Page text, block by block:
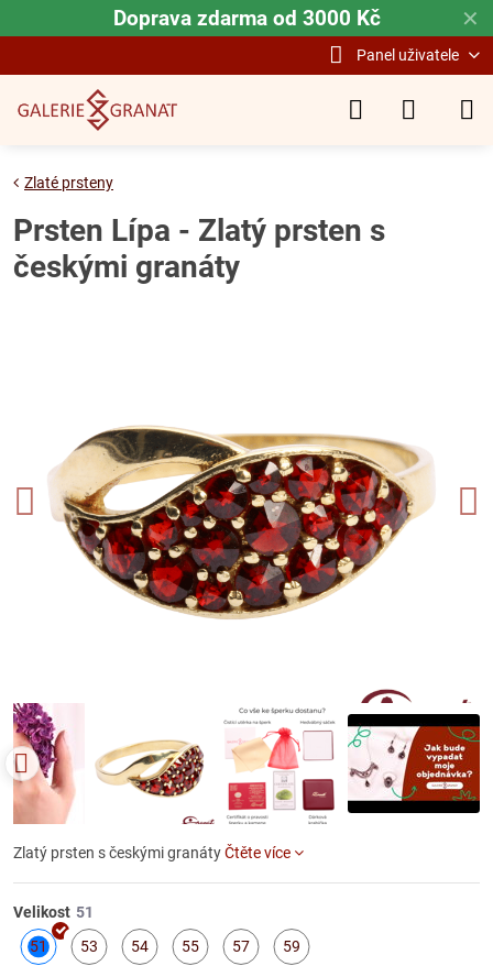
✕
Doprava zdarma od 3000 Kč
Panel uživatele
Zlaté prsteny
Prsten Lípa - Zlatý prsten s
českými granáty
Zlatý prsten s českými granátyČtěte více
Velikost
51
53
54
55
57
59